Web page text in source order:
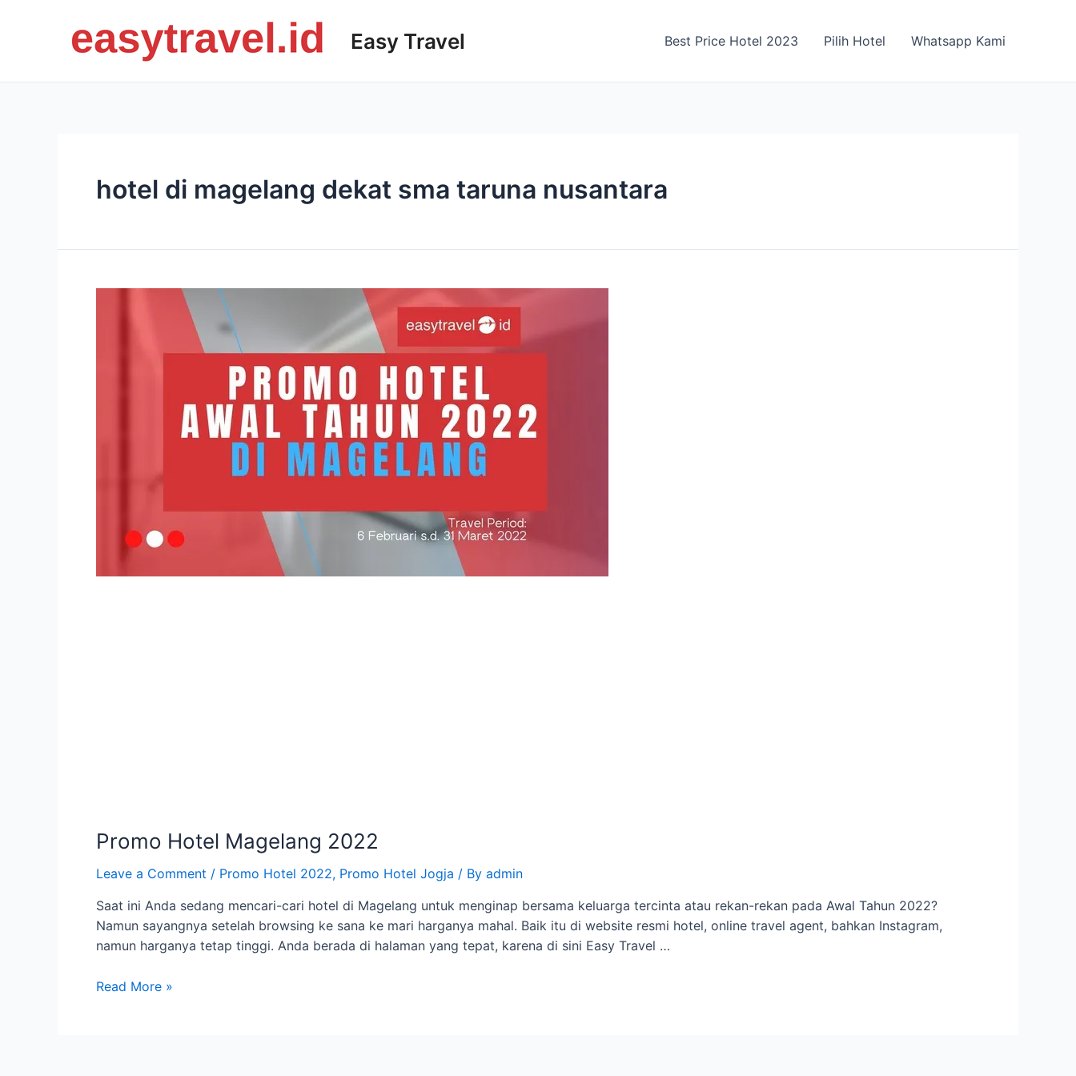
Easy Travel Best Price Hotel 2023 Pilih Hotel Whatsapp Kami
hotel di magelang dekat sma taruna nusantara
Promo Hotel Magelang 2022
Leave a Comment / Promo Hotel 2022, Promo Hotel Jogja / By admin
Saat ini Anda sedang mencari-cari hotel di Magelang untuk menginap bersama keluarga tercinta atau rekan-rekan pada Awal Tahun 2022?
Namun sayangnya setelah browsing ke sana ke mari harganya mahal. Baik itu di website resmi hotel, online travel agent, bahkan Instagram,
namun harganya tetap tinggi. Anda berada di halaman yang tepat, karena di sini Easy Travel …
Promo
Read More »